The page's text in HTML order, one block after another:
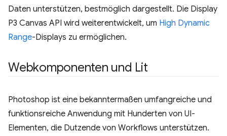
Daten unterstützen, bestmöglich dargestellt. Die Display
P3 Canvas API wird weiterentwickelt, um High Dynamic
Range-Displays zu ermöglichen.
Webkomponenten und Lit
Photoshop ist eine bekanntermaßen umfangreiche und
funktionsreiche Anwendung mit Hunderten von UI-
Elementen, die Dutzende von Workflows unterstützen.